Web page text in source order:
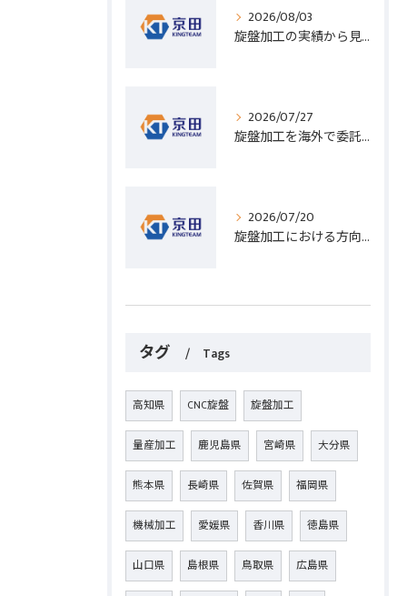
2026/08/03
旋盤加工の実績から見る発注先選びと人材事情のポイントを詳しく解説
2026/07/27
旋盤加工を海外で委託する際のコスト削減と高精度実現のポイント
2026/07/20
旋盤加工における方向設定の基礎と実践的な加工手順のポイント
タグ Tags
高知県 CNC旋盤 旋盤加工
量産加工 鹿児島県 宮崎県 大分県
熊本県 長崎県 佐賀県 福岡県
機械加工 愛媛県 香川県 徳島県
山口県 島根県 鳥取県 広島県